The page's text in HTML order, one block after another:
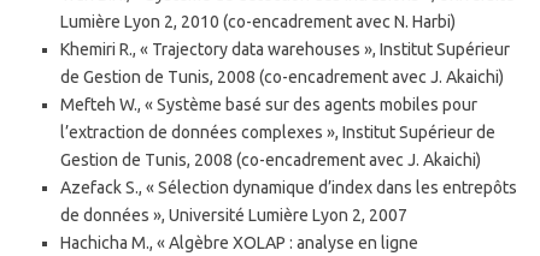
Lumière Lyon 2, 2010 (co-encadrement avec N. Harbi)
Khemiri R., « Trajectory data warehouses », Institut Supérieur
de Gestion de Tunis, 2008 (co-encadrement avec J. Akaichi)
Mefteh W., « Système basé sur des agents mobiles pour
l’extraction de données complexes », Institut Supérieur de
Gestion de Tunis, 2008 (co-encadrement avec J. Akaichi)
Azefack S., « Sélection dynamique d’index dans les entrepôts
de données », Université Lumière Lyon 2, 2007
Hachicha M., « Algèbre XOLAP : analyse en ligne